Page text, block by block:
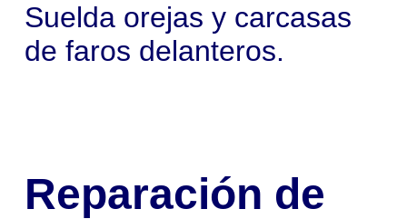
Suelda orejas y carcasas
de faros delanteros.
Reparación de